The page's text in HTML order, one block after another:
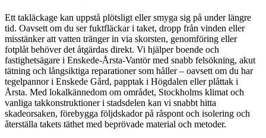
Ett takläckage kan uppstå plötsligt eller smyga sig på under längre
tid. Oavsett om du ser fuktfläckar i taket, dropp från vinden eller
misstänker att vatten tränger in via skorsten, genomföring eller
fotplåt behöver det åtgärdas direkt. Vi hjälper boende och
fastighetsägare i Enskede-Årsta-Vantör med snabb felsökning, akut
tätning och långsiktiga reparationer som håller – oavsett om du har
tegelpannor i Enskede Gård, papptak i Högdalen eller plåttak i
Årsta. Med lokalkännedom om området, Stockholms klimat och
vanliga takkonstruktioner i stadsdelen kan vi snabbt hitta
skadeorsaken, förebygga följdskador på råspont och isolering och
återställa takets täthet med beprövade material och metoder.